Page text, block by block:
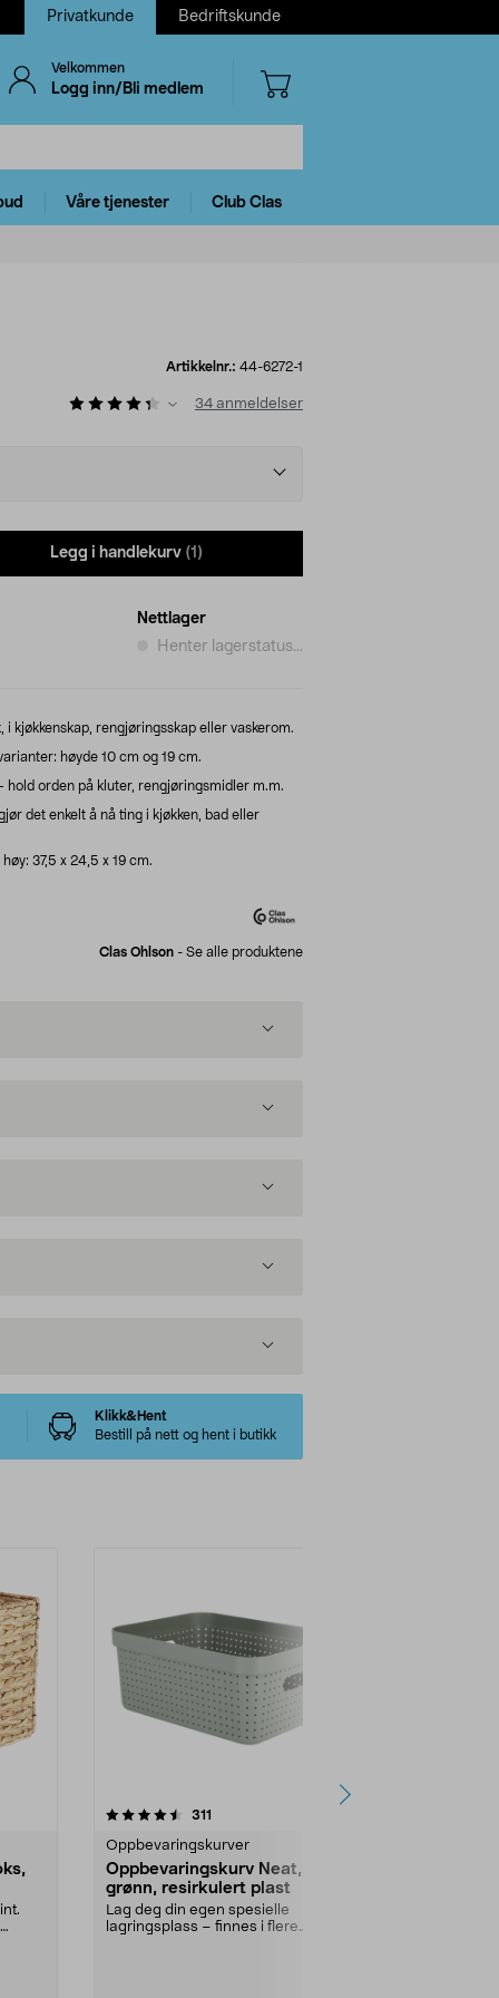
Privatkunde Bedriftskunde
Velkommen
Logg inn/Bli medlem
Våre tjenester Club Clas
Artikkelnr.: 44-6272-1
34 anmeldelser
Legg i handlekurv (1)
Nettlager
Henter lagerstatus...
i kjøkkenskap, rengjøringsskap eller vaskerom.
høyde 10 cm og 19 cm.
hold orden på kluter, rengjøringsmidler m.m.
det enkelt å nå ting i kjøkken, bad eller
37,5 x 24,5 x 19 cm.
Clas Ohlson - Se alle produktene
Klikk&Hent
Bestill på nett og hent i butikk
311
Oppbevaringskurver
Oppbevaringskurv Neat,
grønn, resirkulert plast
Lag deg din egen spesielle
lagringsplass – finnes i flere
4.5 av 5 stjerner